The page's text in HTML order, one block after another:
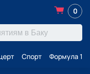
0
Спорт Формула 1